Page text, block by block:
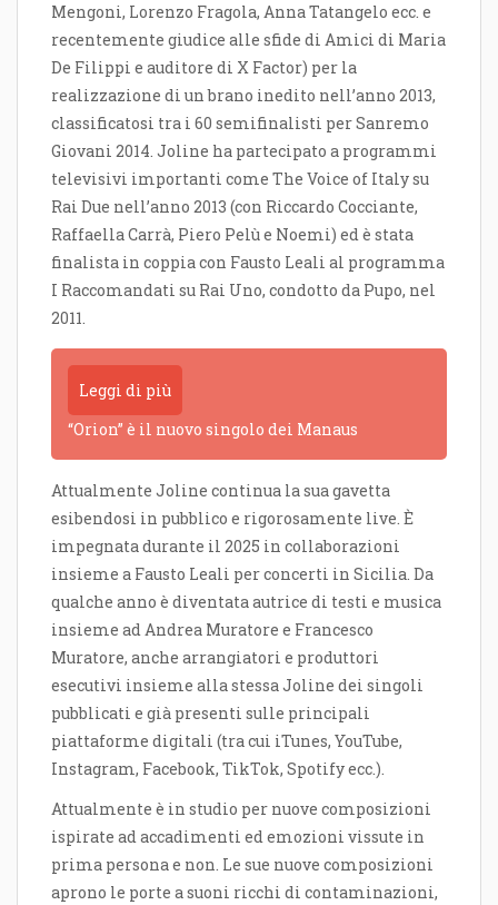
Mengoni, Lorenzo Fragola, Anna Tatangelo ecc. e
recentemente giudice alle sfide di Amici di Maria
De Filippi e auditore di X Factor) per la
realizzazione di un brano inedito nell’anno 2013,
classificatosi tra i 60 semifinalisti per Sanremo
Giovani 2014. Joline ha partecipato a programmi
televisivi importanti come The Voice of Italy su
Rai Due nell’anno 2013 (con Riccardo Cocciante,
Raffaella Carrà, Piero Pelù e Noemi) ed è stata
finalista in coppia con Fausto Leali al programma
I Raccomandati su Rai Uno, condotto da Pupo, nel
2011.
Leggi di più
“Orion” è il nuovo singolo dei Manaus
Attualmente Joline continua la sua gavetta
esibendosi in pubblico e rigorosamente live. È
impegnata durante il 2025 in collaborazioni
insieme a Fausto Leali per concerti in Sicilia. Da
qualche anno è diventata autrice di testi e musica
insieme ad Andrea Muratore e Francesco
Muratore, anche arrangiatori e produttori
esecutivi insieme alla stessa Joline dei singoli
pubblicati e già presenti sulle principali
piattaforme digitali (tra cui iTunes, YouTube,
Instagram, Facebook, TikTok, Spotify ecc.).
Attualmente è in studio per nuove composizioni
ispirate ad accadimenti ed emozioni vissute in
prima persona e non. Le sue nuove composizioni
aprono le porte a suoni ricchi di contaminazioni,